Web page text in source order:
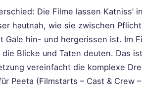
Die Filme lassen Katniss’
hautnah, wie sie zwischen
Gale hin- und hergerissen ist. Im
die Blicke und Taten deuten. Das
vereinfacht die komplexe
Peeta (Filmstarts – Cast & Crew